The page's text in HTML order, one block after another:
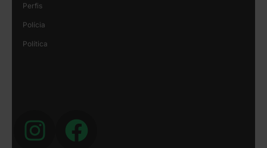
Perfis
Polícia
Política